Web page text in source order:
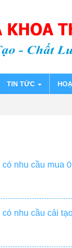
TIN TỨC
nhu cầu mua
nhu cầu cải